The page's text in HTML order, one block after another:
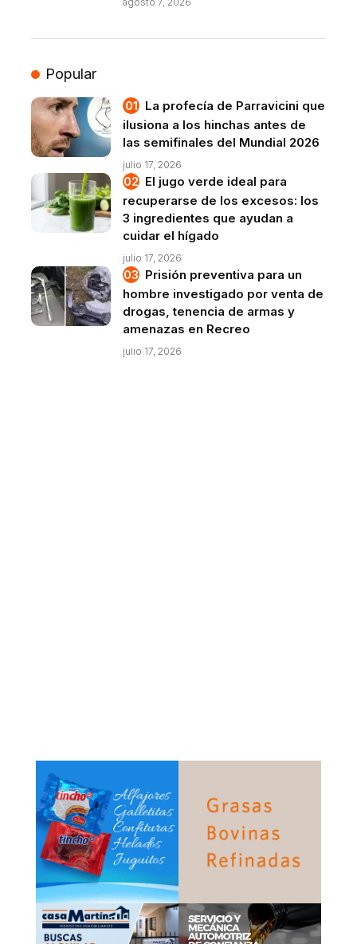
Popular
La profecía de Parravicini que
ilusiona a los hinchas antes de
las semifinales del Mundial 2026
julio 17, 2026
El jugo verde ideal para
recuperarse de los excesos: los
3 ingredientes que ayudan a
cuidar el hígado
julio 17, 2026
Prisión preventiva para un
hombre investigado por venta de
drogas, tenencia de armas y
amenazas en Recreo
julio 17, 2026